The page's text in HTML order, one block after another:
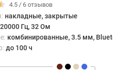
более
4.5 / 6 отзывов
накладные, закрытые
Гц, 32 Ом
комбинированные, 3.5 мм,
до 100 ч